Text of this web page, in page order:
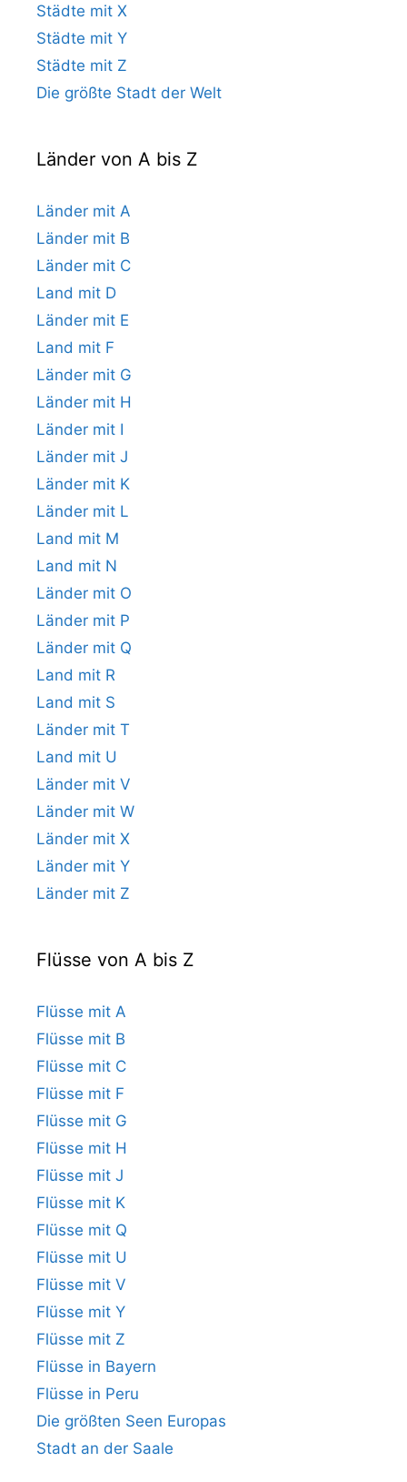
Städte mit X
Städte mit Y
Städte mit Z
Die größte Stadt der Welt
Länder von A bis Z
Länder mit A
Länder mit B
Länder mit C
Land mit D
Länder mit E
Land mit F
Länder mit G
Länder mit H
Länder mit I
Länder mit J
Länder mit K
Länder mit L
Land mit M
Land mit N
Länder mit O
Länder mit P
Länder mit Q
Land mit R
Land mit S
Länder mit T
Land mit U
Länder mit V
Länder mit W
Länder mit X
Länder mit Y
Länder mit Z
Flüsse von A bis Z
Flüsse mit A
Flüsse mit B
Flüsse mit C
Flüsse mit F
Flüsse mit G
Flüsse mit H
Flüsse mit J
Flüsse mit K
Flüsse mit Q
Flüsse mit U
Flüsse mit V
Flüsse mit Y
Flüsse mit Z
Flüsse in Bayern
Flüsse in Peru
Die größten Seen Europas
Stadt an der Saale